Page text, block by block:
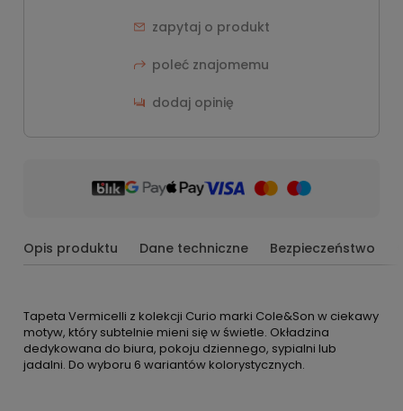
zapytaj o produkt
poleć znajomemu
dodaj opinię
Opis produktu Dane techniczne Bezpieczeństwo
Tapeta Vermicelli z kolekcji Curio marki Cole&Son w ciekawy
motyw, który subtelnie mieni się w świetle. Okładzina
dedykowana do biura, pokoju dziennego, sypialni lub
jadalni. Do wyboru 6 wariantów kolorystycznych.